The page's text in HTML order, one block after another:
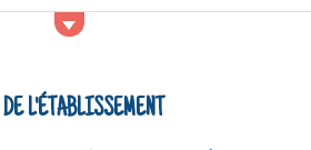
pourvue d'une piscine extérieure. P...
DE L'ÉTABLISSEMENT